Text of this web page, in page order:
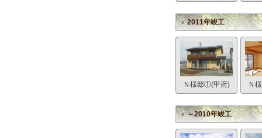
2011年竣工
Ｎ様邸①(甲府) Ｎ
～2010年竣工